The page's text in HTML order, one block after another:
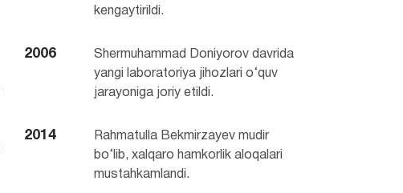
kengaytirildi.
2006
Shermuhammad Doniyorov davrida
yangi laboratoriya jihozlari o‘quv
jarayoniga joriy etildi.
2014
Rahmatulla Bekmirzayev mudir
bo‘lib, xalqaro hamkorlik aloqalari
mustahkamlandi.